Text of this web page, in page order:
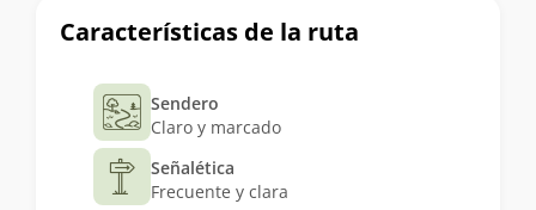
Características de la ruta
Sendero
Claro y marcado
Señalética
Frecuente y clara